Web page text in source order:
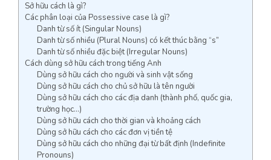
Sở hữu cách là gì?
Các phân loại của Possessive case là gì?
Danh từ số ít (Singular Nouns)
Danh từ số nhiều (Plural Nouns) có kết thúc bằng “s”
Danh từ số nhiều đặc biệt (Irregular Nouns)
Cách dùng sở hữu cách trong tiếng Anh
Dùng sở hữu cách cho người và sinh vật sống
Dùng sở hữu cách cho chủ sở hữu là tên người
Dùng sở hữu cách cho các địa danh (thành phố, quốc gia,
trường học…)
Dùng sở hữu cách cho thời gian và khoảng cách
Dùng sở hữu cách cho các đơn vị tiền tệ
Dùng sở hữu cách cho những đại từ bất định (Indefinite
Pronouns)